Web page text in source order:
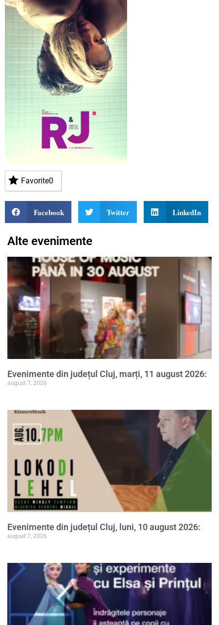
Favorite0
Facebook Twitter LinkedIn
Alte evenimente
Evenimente din județul Cluj, marți, 11 august 2026:
august 7, 2026
Evenimente din județul Cluj, luni, 10 august 2026:
august 7, 2026